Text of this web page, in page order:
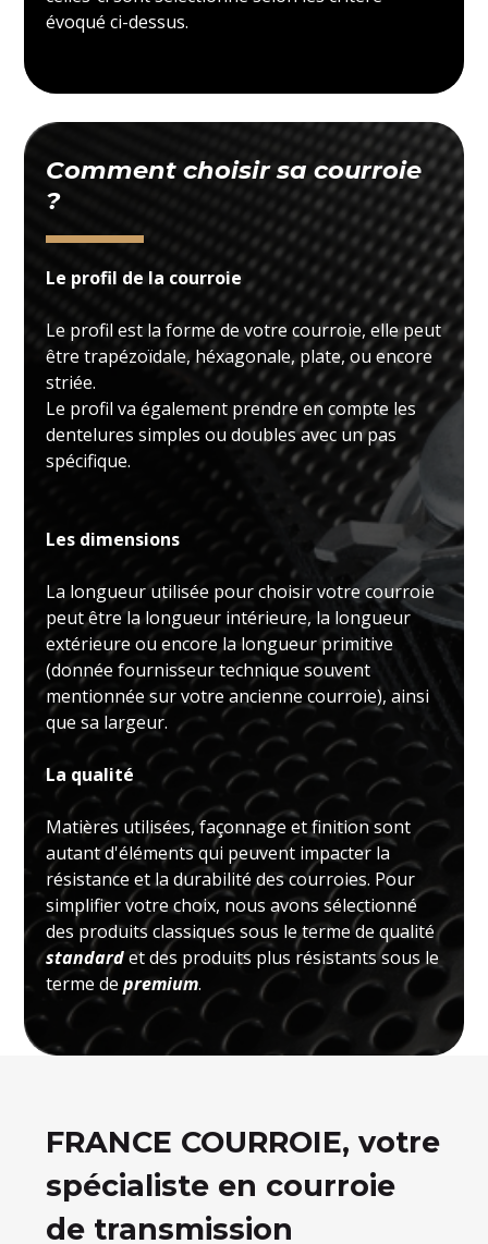
évoqué ci-dessus.
Comment choisir sa courroie
?
Le profil de la courroie
Le profil est la forme de votre courroie, elle peut
être trapézoïdale, héxagonale, plate, ou encore
striée.
Le profil va également prendre en compte les
dentelures simples ou doubles avec un pas
spécifique.
Les dimensions
La longueur utilisée pour choisir votre courroie
peut être la longueur intérieure, la longueur
extérieure ou encore la longueur primitive
(donnée fournisseur technique souvent
mentionnée sur votre ancienne courroie), ainsi
que sa largeur.
La qualité
Matières utilisées, façonnage et finition sont
autant d'éléments qui peuvent impacter la
résistance et la durabilité des courroies. Pour
simplifier votre choix, nous avons sélectionné
des produits classiques sous le terme de qualité
standardet des produits plus résistants sous le
terme depremium.
FRANCE COURROIE, votre
spécialiste en courroie
de transmission